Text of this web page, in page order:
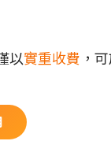
以實重收費 ，